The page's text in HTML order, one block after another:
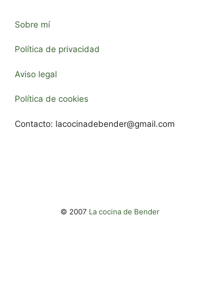
Sobre mí
Política de privacidad
Aviso legal
Política de cookies
Contacto: lacocinadebender@gmail.com
© 2007 La cocina de Bender